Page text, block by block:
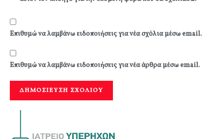
Επιθυμώ να λαμβάνω ειδοποιήσεις για νέα σχόλια μέσω email.
Επιθυμώ να λαμβάνω ειδοποιήσεις για νέα άρθρα μέσω email.